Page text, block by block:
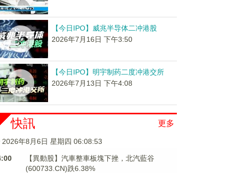
【今日IPO】威兆半导体二冲港股
2026年7月16日 下午3:50
【今日IPO】明宇制药二度冲港交所
2026年7月13日 下午4:08
更多
快訊
2026年8月6日 星期四 06:08:54
【異動股】汽車整車板塊下挫，北汽藍谷
(600733.CN)跌6.38%